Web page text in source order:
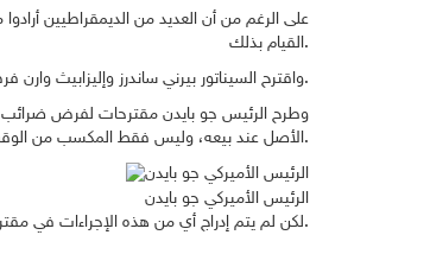
على الرغم من أن العديد من الديمقراطيين
القيام بذلك.
واقترح السيناتور بيرني ساندرز وإليزابيث وارن فرض ضريبة على صافي ثروة فاحشي الثراء خلال حملتهما الرئاسية الأخيرة، وكشف وارين النقاب عن قانون ضريبة المليونير في وقت سابق من هذا العام.
وطرح الرئيس جو بايدن مقترحات لفرض ضرائب
الأصل عند بيعه، وليس فقط المكسب من الوقت الذي ورثوه فيه.
الرئيس الأميركي جو بايدن
لكن لم يتم إدراج أي من هذه الإجراءات في مقترح تسوية ميزانية مجلس النواب الشهر الماضي، والذي اعتمد إلى حد كبير على رفع معدلات الضرائب.